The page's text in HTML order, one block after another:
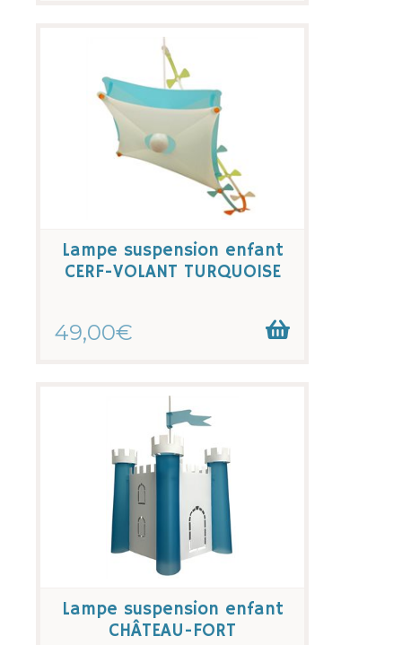
Lampe suspension enfant
CERF-VOLANT TURQUOISE
49,00€
Lampe suspension enfant
CHÂTEAU-FORT